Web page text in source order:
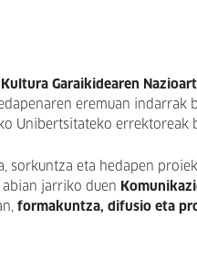
Kultura Garaikidearen
eremuan indarrak
Unibertsitateko
sorkuntza eta hedapen
abian jarriko duen
formakuntza, difusio eta